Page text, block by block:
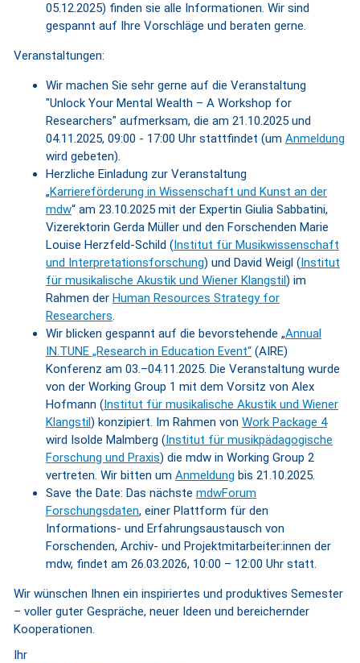
05.12.2025) finden sie alle Informationen. Wir sind
gespannt auf Ihre Vorschläge und beraten gerne.
Veranstaltungen:
Wir machen Sie sehr gerne auf die Veranstaltung
"Unlock Your Mental Wealth – A Workshop for
Researchers" aufmerksam, die am 21.10.2025 und
04.11.2025, 09:00 - 17:00 Uhr stattfindet (um Anmeldung
wird gebeten).
Herzliche Einladung zur Veranstaltung
„Karriereförderung in Wissenschaft und Kunst an der
mdw“ am 23.10.2025 mit der Expertin Giulia Sabbatini,
Vizerektorin Gerda Müller und den Forschenden Marie
Louise Herzfeld-Schild (Institut für Musikwissenschaft
und Interpretationsforschung) und David Weigl (Institut
für musikalische Akustik und Wiener Klangstil) im
Rahmen der Human Resources Strategy for
Researchers.
Wir blicken gespannt auf die bevorstehende „Annual
IN.TUNE „Research in Education Event“ (AIRE)
Konferenz am 03.–04.11.2025. Die Veranstaltung wurde
von der Working Group 1 mit dem Vorsitz von Alex
Hofmann (Institut für musikalische Akustik und Wiener
Klangstil) konzipiert. Im Rahmen von Work Package 4
wird Isolde Malmberg (Institut für musikpädagogische
Forschung und Praxis) die mdw in Working Group 2
vertreten. Wir bitten um Anmeldung bis 21.10.2025.
Save the Date: Das nächste mdwForum
Forschungsdaten, einer Plattform für den
Informations- und Erfahrungsaustausch von
Forschenden, Archiv- und Projektmitarbeiter:innen der
mdw, findet am 26.03.2026, 10:00 – 12:00 Uhr statt.
Wir wünschen Ihnen ein inspiriertes und produktives Semester
– voller guter Gespräche, neuer Ideen und bereichernder
Kooperationen.
Ihr